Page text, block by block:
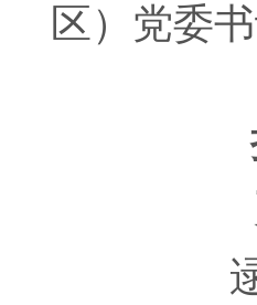
区）党委
逯